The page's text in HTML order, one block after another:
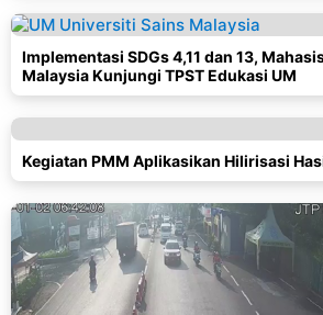
Implementasi SDGs 4,11 dan 13,
Malaysia Kunjungi TPST Edukasi UM
Kegiatan PMM Aplikasikan Hilirisasi